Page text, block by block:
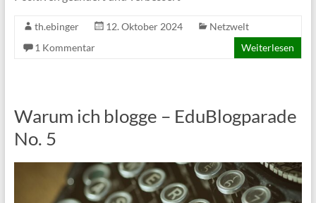
th.ebinger 12. Oktober 2024
Netzwelt
1 Kommentar
Weiterlesen
Warum ich blogge – EduBlogparade
No. 5